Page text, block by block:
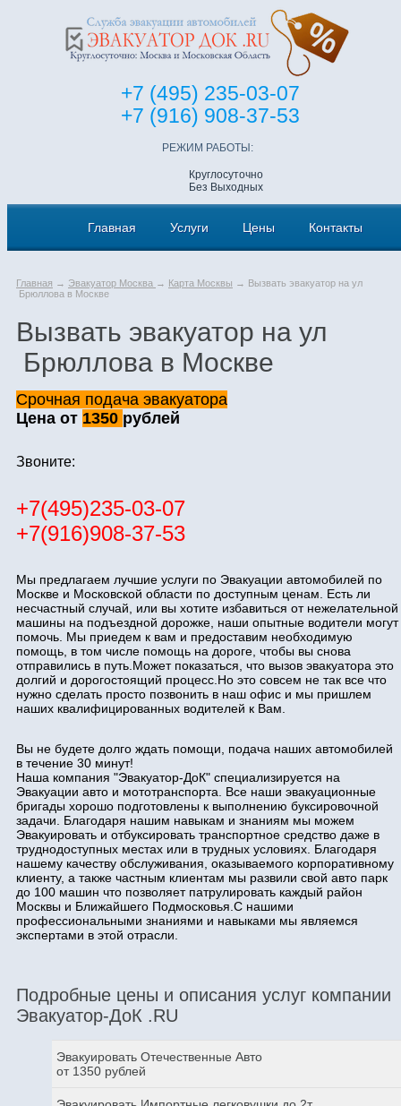
+7 (495) 235-03-07
+7 (916) 908-37-53
РЕЖИМ РАБОТЫ:
Круглосуточно
Без Выходных
Главная Услуги Цены Контакты
Главная → Эвакуатор Москва → Карта Москвы → Вызвать эвакуатор на ул
Брюллова в Москве
Вызвать эвакуатор на ул
Брюллова в Москве
Срочная подача эвакуатора
Цена от 1350 рублей
Звоните:
+7(495)235-03-07
+7(916)908-37-53
Мы предлагаем лучшие услуги по Эвакуации автомобилей по
Москве и Московской области по доступным ценам. Есть ли
несчастный случай, или вы хотите избавиться от нежелательной
машины на подъездной дорожке, наши опытные водители могут
помочь. Мы приедем к вам и предоставим необходимую
помощь, в том числе помощь на дороге, чтобы вы снова
отправились в путь.Может показаться, что вызов эвакуатора это
долгий и дорогостоящий процесс.Но это совсем не так все что
нужно сделать просто позвонить в наш офис и мы пришлем
наших квалифицированных водителей к Вам.
Вы не будете долго ждать помощи, подача наших автомобилей
в течение 30 минут!
Наша компания "Эвакуатор-ДоК" специализируется на
Эвакуации авто и мототранспорта. Все наши эвакуационные
бригады хорошо подготовлены к выполнению буксировочной
задачи. Благодаря нашим навыкам и знаниям мы можем
Эвакуировать и отбуксировать транспортное средство даже в
труднодоступных местах или в трудных условиях. Благодаря
нашему качеству обслуживания, оказываемого корпоративному
клиенту, а также частным клиентам мы развили свой авто парк
до 100 машин что позволяет патрулировать каждый район
Москвы и Ближайшего Подмосковья.С нашими
профессиональными знаниями и навыками мы являемся
экспертами в этой отрасли.
Подробные цены и описания услуг компании
Эвакуатор-ДоК .RU
Эвакуировать Отечественные Авто
от 1350 рублей